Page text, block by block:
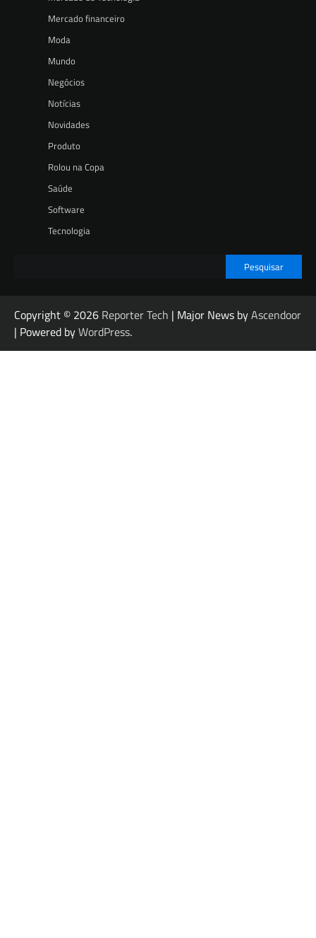
Mercado financeiro
Moda
Mundo
Negócios
Notícias
Novidades
Produto
Rolou na Copa
Saúde
Software
Tecnologia
Pesquisar
Copyright © 2026 Reporter Tech | Major News byAscendoor
| Powered byWordPress.